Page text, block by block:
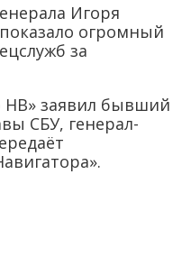
Игоря
огромный
за
НВ» заявил бывший
СБУ, генерал-